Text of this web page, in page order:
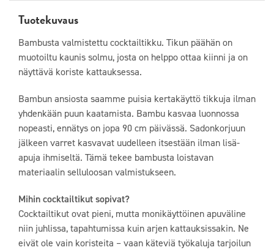
Tuotekuvaus
Bambusta valmistettu cocktailtikku. Tikun päähän on
muotoiltu kaunis solmu, josta on helppo ottaa kiinni ja on
näyttävä koriste kattauksessa.
Bambun ansiosta saamme puisia kertakäyttö tikkuja ilman
yhdenkään puun kaatamista. Bambu kasvaa luonnossa
nopeasti, ennätys on jopa 90 cm päivässä. Sadonkorjuun
jälkeen varret kasvavat uudelleen itsestään ilman lisä-
apuja ihmiseltä. Tämä tekee bambusta loistavan
materiaalin selluloosan valmistukseen.
Mihin cocktailtikut sopivat?
Cocktailtikut ovat pieni, mutta monikäyttöinen apuväline
niin juhlissa, tapahtumissa kuin arjen kattauksissakin. Ne
eivät ole vain koristeita – vaan käteviä työkaluja tarjoilun